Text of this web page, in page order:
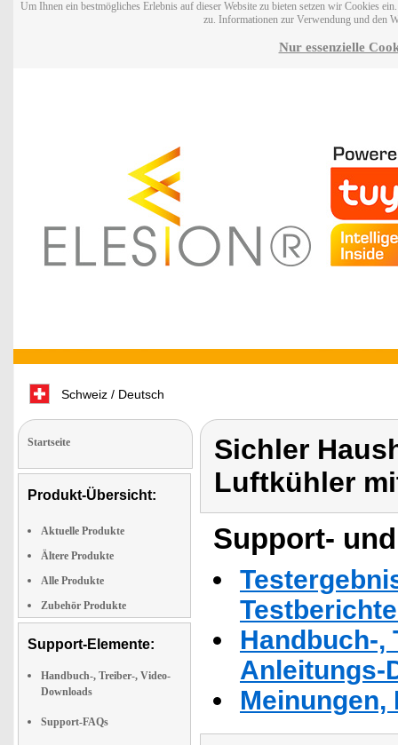
Um Ihnen ein bestmögliches Erlebnis auf dieser Website zu bieten setzen wir Cookies
zu. Informationen zur Verwendung und den
Nur essenzielle
Schweiz / Deutsch
Startseite
Produkt-Übersicht:
Aktuelle Produkte
Ältere Produkte
Alle Produkte
Zubehör Produkte
Support-Elemente:
Handbuch-, Treiber-, Video-
Downloads
Support-FAQs
Sichler
Luftkühler
Support-
Handbuch-,
Anleitungs-